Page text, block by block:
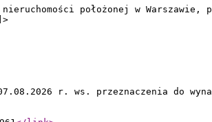
położonej w
r. ws. przeznaczenia do